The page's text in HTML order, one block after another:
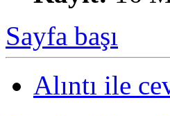
Sayfa başı
Alıntı ile